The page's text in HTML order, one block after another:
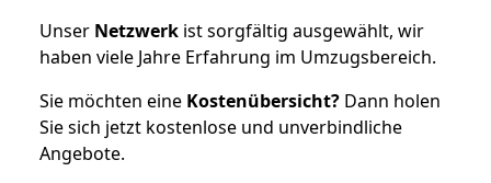
Unser Netzwerk ist sorgfältig ausgewählt, wir
haben viele Jahre Erfahrung im Umzugsbereich.
Sie möchten eine Kostenübersicht? Dann holen
Sie sich jetzt kostenlose und unverbindliche
Angebote.